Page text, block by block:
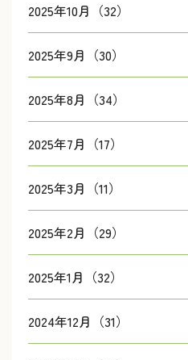
2025年10月（32）
2025年9月（30）
2025年8月（34）
2025年7月（17）
2025年3月（11）
2025年2月（29）
2025年1月（32）
2024年12月（31）